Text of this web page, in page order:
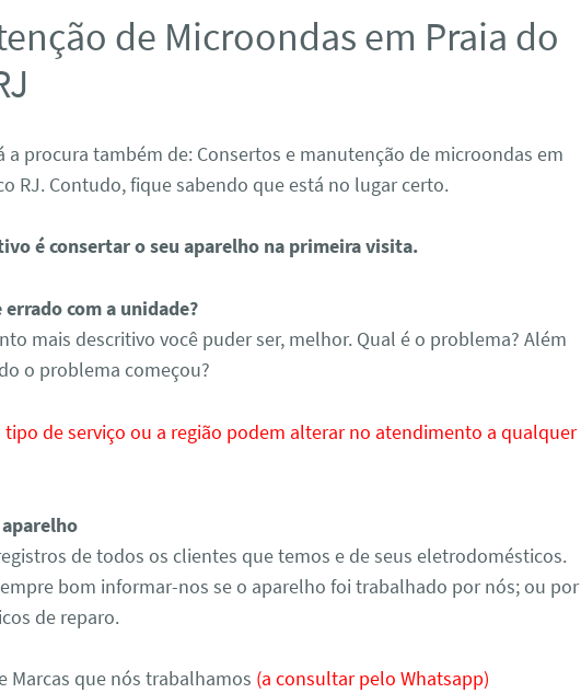
de Microondas em Praia do
a procura também de: Consertos e manutenção de microondas em
RJ. Contudo, fique sabendo que está no lugar certo.
é consertar o seu aparelho na primeira visita.
errado com a unidade?
mais descritivo você puder ser, melhor. Qual é o problema? Além
o problema começou?
tipo de serviço ou a região podem alterar no atendimento a qualquer
de todos os clientes que temos e de seus eletrodomésticos.
bom informar-nos se o aparelho foi trabalhado por nós; ou por
de reparo.
Marcas que nós trabalhamos (a consultar pelo Whatsapp)